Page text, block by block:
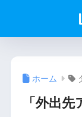
ホーム
「外出